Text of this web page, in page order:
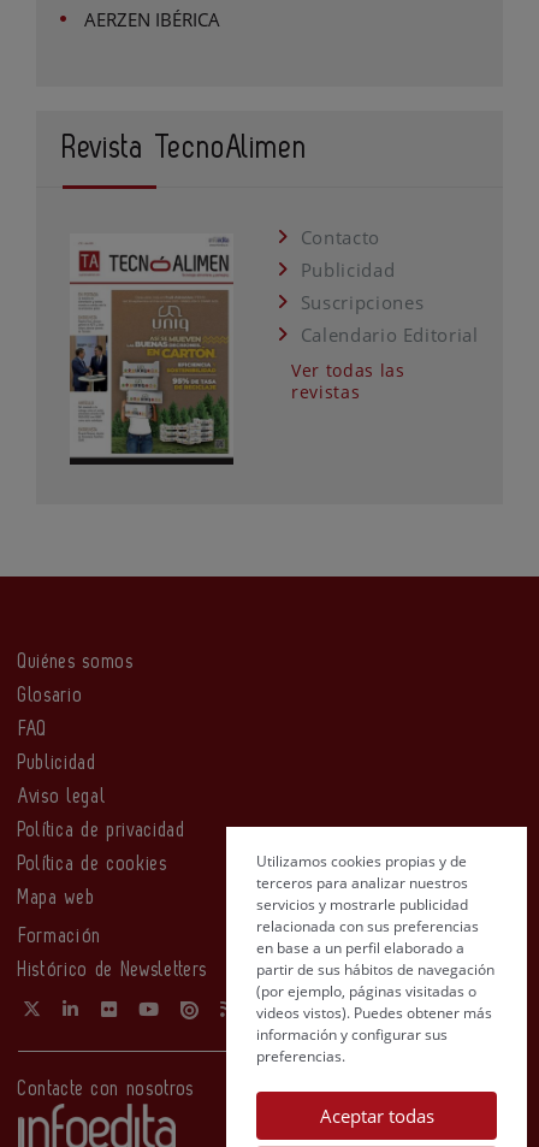
AERZEN IBÉRICA
Revista TecnoAlimen
Contacto
Publicidad
Suscripciones
Calendario Editorial
Ver todas las
revistas
Quiénes somos
Glosario
FAQ
Publicidad
Aviso legal
Política de privacidad
Política de cookies
Mapa web
Formación
Histórico de Newsletters
Contacte con nosotros
Utilizamos cookies propias y de
terceros para analizar nuestros
servicios y mostrarle publicidad
relacionada con sus preferencias
en base a un perfil elaborado a
partir de sus hábitos de navegación
(por ejemplo, páginas visitadas o
videos vistos). Puedes obtener más
información y configurar sus
preferencias.
Aceptar todas